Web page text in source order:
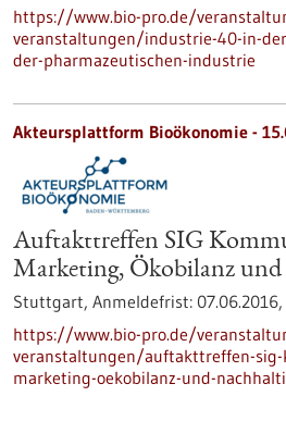
https://www.bio-pro.de/
veranstaltungen/industrie-40-in-
der-pharmazeutischen-industrie
Akteursplattform Bioökonomie -
Auftakttreffen SIG
Marketing, Ökobilanz
Stuttgart, Anmeldefrist: 07.06.2016,
https://www.bio-pro.de/
veranstaltungen/auftakttreffen-
marketing-oekobilanz-und-